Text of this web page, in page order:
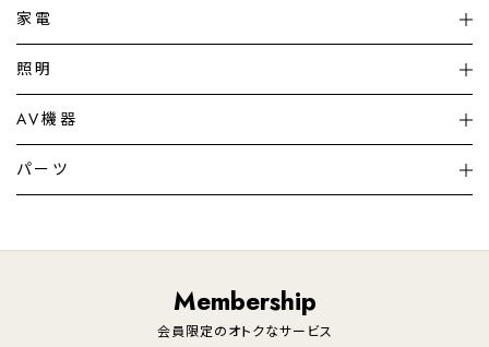
家電
加湿器・空気清浄機
暖房機 掃除機
調理家電 生活家電
照明
シーリングライト
デスクライト
AV機器
テレビ
パーツ
Membership
会員限定のオトクなサービス